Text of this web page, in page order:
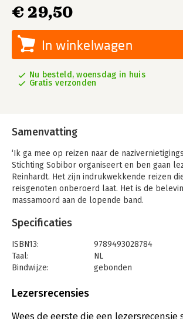
€ 29,50
In winkelwagen
Nu besteld, woensdag in huis
Gratis verzonden
Samenvatting
‘Ik ga mee op reizen naar de
Stichting Sobibor organiseert en ben gaan
Reinhardt. Het zijn indrukwekkende reizen
reisgenoten onberoerd laat. Het is de
massamoord aan de lopende band.
Ik heb mijn vriend en beeldend kunstenaar
litho vast te leggen. Het blijven eigen
beelden, maar woord en beeld versterken
poging een persoonlijke bijdrage te leveren
Wereldoorlog zijn vermoord.’
Noem hun namen voert ons naar de
Specificaties
ISBN13:
9789493028784
Taal:
NL
Bindwijze:
gebonden
Uitgever:
Verschijningsdatum:
24-3-2025
Lezersrecensies
Wees de eerste die een lezersrecensie